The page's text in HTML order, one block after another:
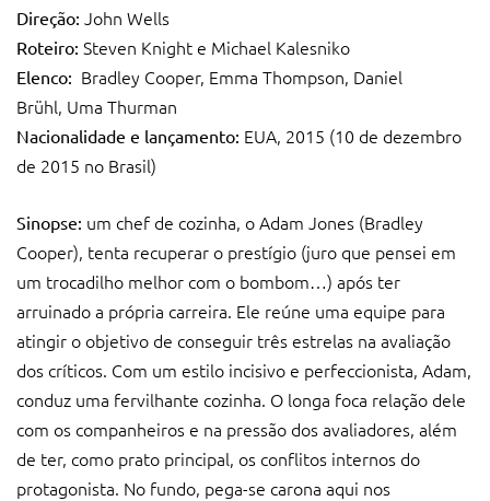
Direção: John Wells
Roteiro: Steven Knight e Michael Kalesniko
Elenco: Bradley Cooper, Emma Thompson, Daniel
Brühl, Uma Thurman
Nacionalidade e lançamento: EUA, 2015 (10 de dezembro
de 2015 no Brasil)
Sinopse: um chef de cozinha, o Adam Jones (Bradley
Cooper), tenta recuperar o prestígio (juro que pensei em
um trocadilho melhor com o bombom…) após ter
arruinado a própria carreira. Ele reúne uma equipe para
atingir o objetivo de conseguir três estrelas na avaliação
dos críticos. Com um estilo incisivo e perfeccionista, Adam,
conduz uma fervilhante cozinha. O longa foca relação dele
com os companheiros e na pressão dos avaliadores, além
de ter, como prato principal, os conflitos internos do
protagonista. No fundo, pega-se carona aqui nos